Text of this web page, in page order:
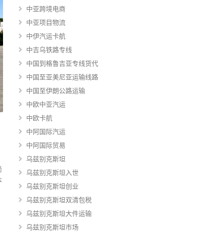
中亚跨境电商
中亚项目物流
中伊汽运卡航
中吉乌铁路专线
中国到格鲁吉亚专线货代
中国至亚美尼亚运输线路
中国至伊朗公路运输
中欧中亚汽运
中欧卡航
中阿国际汽运
中阿国际贸易
乌兹别克斯坦
乌兹别克斯坦入世
乌兹别克斯坦创业
乌兹别克斯坦双清包税
乌兹别克斯坦大件运输
乌兹别克斯坦市场